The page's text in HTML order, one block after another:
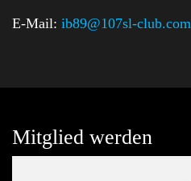
E-Mail: ib89@107sl-club.com
Mitglied werden